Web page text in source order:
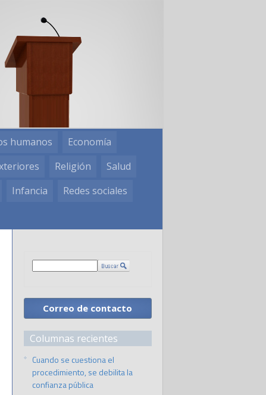
humanos
Economía
Religión
Salud
Infancia
Redes sociales
Correo de contacto
Columnas recientes
Cuando se cuestiona el
procedimiento, se debilita la
confianza pública